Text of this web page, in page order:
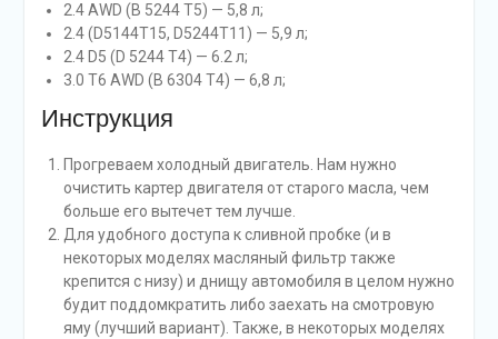
2.4 AWD (B 5244 T5) — 5,8 л;
2.4 (D5144T15, D5244T11) — 5,9 л;
2.4 D5 (D 5244 T4) — 6.2 л;
3.0 T6 AWD (B 6304 T4) — 6,8 л;
Инструкция
Прогреваем холодный двигатель. Нам нужно
очистить картер двигателя от старого масла, чем
больше его вытечет тем лучше.
Для удобного доступа к сливной пробке (и в
некоторых моделях масляный фильтр также
крепится с низу) и днищу автомобиля в целом нужно
будит поддомкратить либо заехать на смотровую
яму (лучший вариант). Также, в некоторых моделях